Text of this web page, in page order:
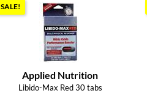
SALE!
Applied Nutrition
Libido-Max Red 30 tabs